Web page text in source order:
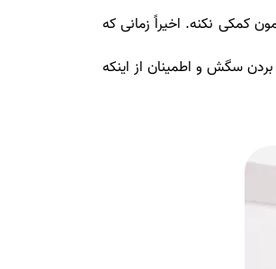
نکنه. اخیراً زمانی که
سگش و اطمینان از اینکه